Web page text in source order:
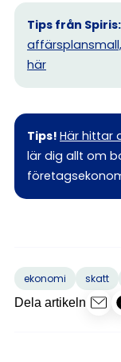
Tips från Spiris:
här
Tips! Här hittar
lär dig allt om
ekonomi skatt
Dela artikeln